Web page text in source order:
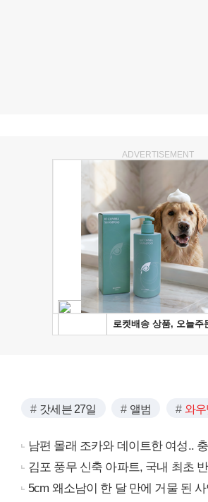
ADVERTISEMENT
갓세븐 27일 앨범 와우
남편 몰래 조카와 데이트한 여성..
김포 풍무 신축 아파트, 국내 최초
5cm 왜소남이 한 달 만에 거물 된 사